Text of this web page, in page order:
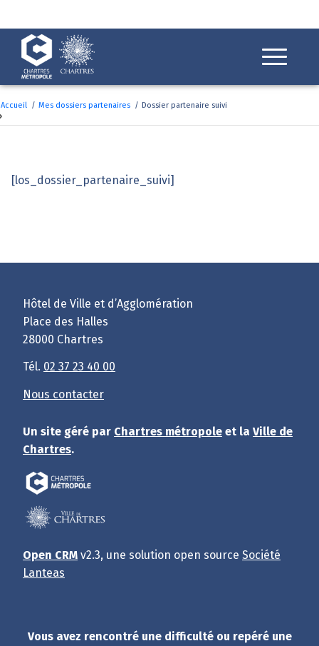
de
chat
Accueil / Mes dossiers partenaires / Dossier partenaire suivi
Dossier partenaire suivi
[los_dossier_partenaire_suivi]
Hôtel de Ville et d’Agglomération
Place des Halles
28000 Chartres
Tél. 02 37 23 40 00
Nous contacter
Un site géré par Chartres métropole et la Ville de
Chartres.
Open CRM v2.3, une solution open source Société
Lanteas
Vous avez rencontré une difficulté ou repéré une